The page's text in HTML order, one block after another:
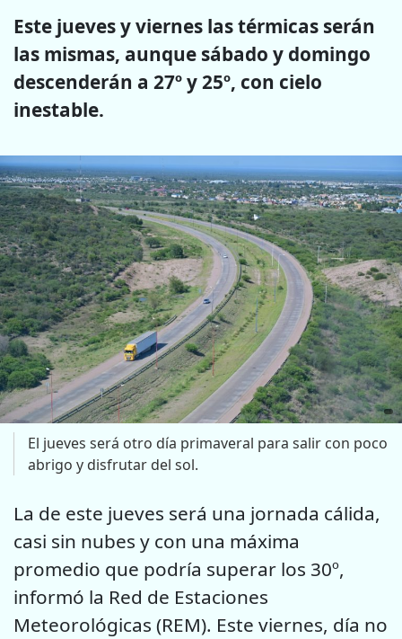
Este jueves y viernes las térmicas serán
las mismas, aunque sábado y domingo
descenderán a 27º y 25º, con cielo
inestable.
El jueves será otro día primaveral para salir con poco
abrigo y disfrutar del sol.
La de este jueves será una jornada cálida,
casi sin nubes y con una máxima
promedio que podría superar los 30º,
informó la Red de Estaciones
Meteorológicas (REM). Este viernes, día no